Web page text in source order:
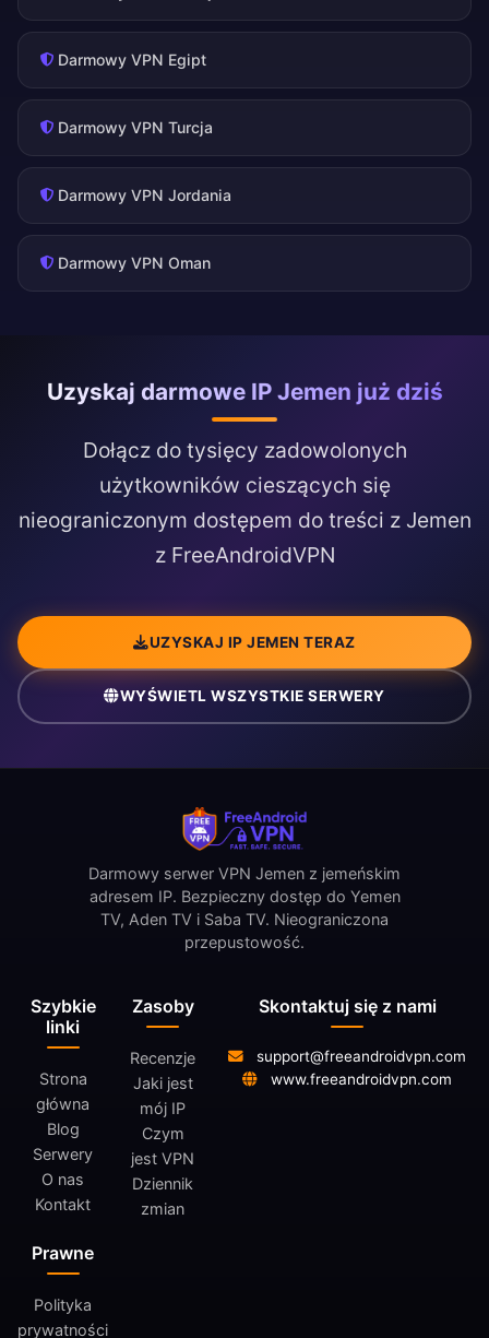
Darmowy VPN Egipt
Darmowy VPN Turcja
Darmowy VPN Jordania
Darmowy VPN Oman
Uzyskaj darmowe IP Jemen już dziś
Dołącz do tysięcy zadowolonych
użytkowników cieszących się
nieograniczonym dostępem do treści z Jemen
z FreeAndroidVPN
UZYSKAJ IP JEMEN TERAZ
WYŚWIETL WSZYSTKIE SERWERY
Szybkie
linki
Strona
główna
Blog
Serwery
O nas
Kontakt
Zasoby
Recenzje
Jaki jest
mój IP
Czym
jest VPN
Dziennik
zmian
Prawne
Polityka
prywatności
Darmowy serwer VPN Jemen z jemeńskim
adresem IP. Bezpieczny dostęp do Yemen
TV, Aden TV i Saba TV. Nieograniczona
przepustowość.
Skontaktuj się z nami
support@freeandroidvpn.com
www.freeandroidvpn.com